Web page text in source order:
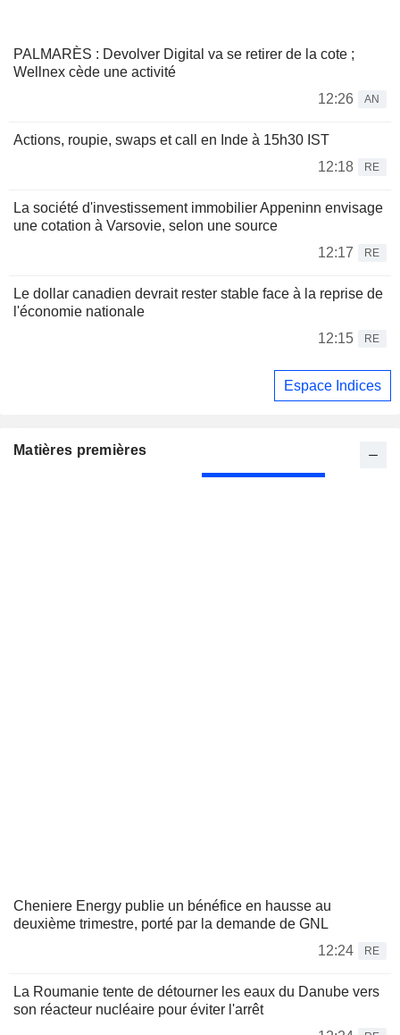
PALMARÈS : Devolver Digital va se retirer de la cote ;
Wellnex cède une activité
12:26
AN
Actions, roupie, swaps et call en Inde à 15h30 IST
12:18
RE
La société d'investissement immobilier Appeninn envisage
une cotation à Varsovie, selon une source
12:17
RE
Le dollar canadien devrait rester stable face à la reprise de
l'économie nationale
12:15
RE
Espace Indices
Matières premières
Cheniere Energy publie un bénéfice en hausse au
deuxième trimestre, porté par la demande de GNL
12:24
RE
La Roumanie tente de détourner les eaux du Danube vers
son réacteur nucléaire pour éviter l'arrêt